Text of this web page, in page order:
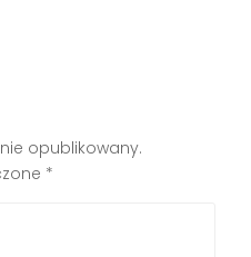
opublikowany.
*